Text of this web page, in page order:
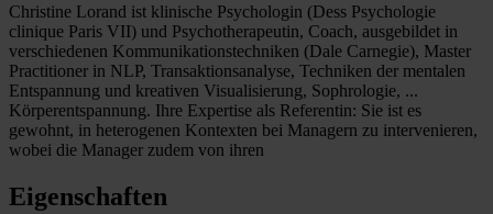
Christine Lorand ist klinische Psychologin (Dess Psychologie
clinique Paris VII) und Psychotherapeutin, Coach, ausgebildet in
verschiedenen Kommunikationstechniken (Dale Carnegie), Master
Practitioner in NLP, Transaktionsanalyse, Techniken der mentalen
Entspannung und kreativen Visualisierung, Sophrologie, ...
Körperentspannung. Ihre Expertise als Referentin: Sie ist es
gewohnt, in heterogenen Kontexten bei Managern zu intervenieren,
wobei die Manager zudem von ihren
Eigenschaften